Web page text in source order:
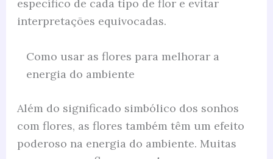
específico de cada tipo de flor e evitar
interpretações equivocadas.
Como usar as flores para melhorar a
energia do ambiente
Além do significado simbólico dos sonhos
com flores, as flores também têm um efeito
poderoso na energia do ambiente. Muitas